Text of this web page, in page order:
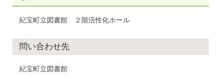
紀宝町立図書館 ２階活性化ホール
問い合わせ先
紀宝町立図書館